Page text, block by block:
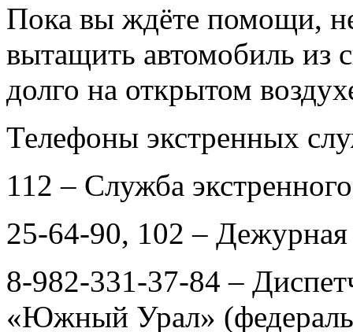
Пока вы ждёте помощи,
вытащить автомобиль из
долго на открытом
Телефоны экстренных
112 – Служба
25-64-90, 102 –
8-982-331-37-84 –
«Южный Урал»